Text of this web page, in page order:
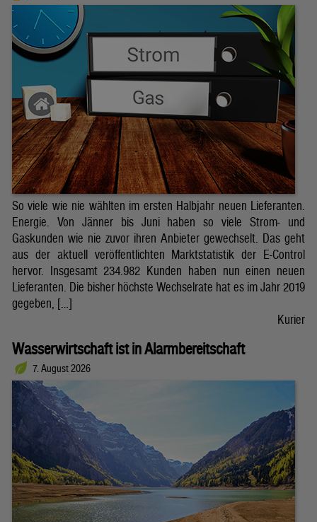
So viele wie nie wählten im ersten Halbjahr neuen Lieferanten.
Energie. Von Jänner bis Juni haben so viele Strom- und
Gaskunden wie nie zuvor ihren Anbieter gewechselt. Das geht
aus der aktuell veröffentlichten Marktstatistik der E-Control
hervor. Insgesamt 234.982 Kunden haben nun einen neuen
Lieferanten. Die bisher höchste Wechselrate hat es im Jahr 2019
gegeben, […]
Kurier
Wasserwirtschaft ist in Alarmbereitschaft
7. August 2026